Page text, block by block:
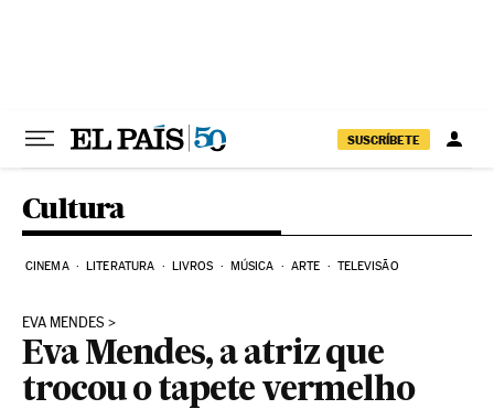
SUSCRÍBETE
Cultura
CINEMA LITERATURA LIVROS MÚSICA ARTE TELEVISÃO
EVA MENDES
Eva Mendes, a atriz que
trocou o tapete vermelho